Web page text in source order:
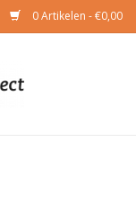
0 Artikelen - €0,00